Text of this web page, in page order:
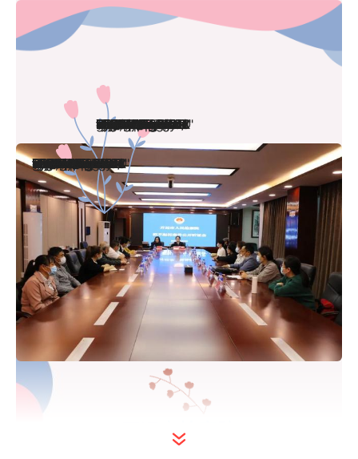
<embed width="100%" style="box-sizing: border-box;vertical-align: middle;max-width: 100%;width: 100%;height: auto;" src="https://mmbiz.qlogo.cn/mmbiz_svg/bNqVZcia7iaBzwvFG2mGEnZROXg3W7McEGiablkpHstqOgtxyCYjodqjXqic8D9kJjtMLoQOrCicZiaicMMibu4YOnyS6CicAicKO18Tya/0?wx_fmt=svg" data-type="svg+xml">
<embed width="100%" style="box-sizing: border-box;vertical-align: middle;max-width: 100%;width: 100%;height: auto;" src="https://mmbiz.qlogo.cn/mmbiz_svg/bNqVZcia7iaBzwvFG2mGEnZROXg3W7McEGiablkpHstqOgtxyCYjodqjXqic8D9kJjtMLoQOrCicZiaicMMibu4YOnyS6CicAicKO18Tya/0?wx_fmt=svg" data-type="svg+xml">
开远市检察院